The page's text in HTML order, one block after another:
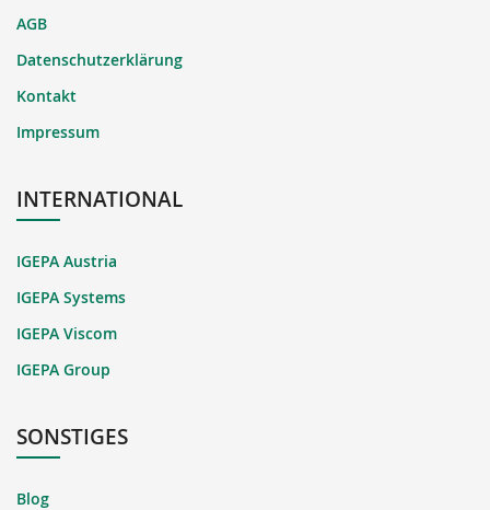
AGB
Datenschutzerklärung
Kontakt
Impressum
INTERNATIONAL
IGEPA Austria
IGEPA Systems
IGEPA Viscom
IGEPA Group
SONSTIGES
Blog